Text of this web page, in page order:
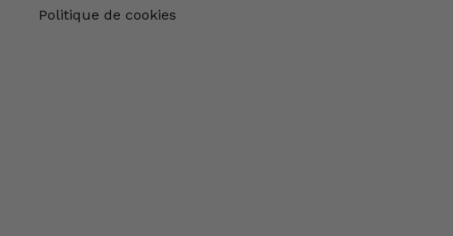
Politique de cookies